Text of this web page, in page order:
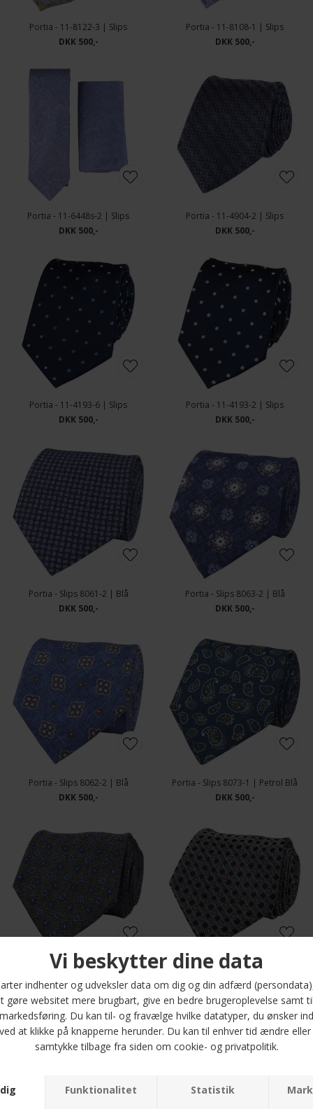
Portia - 11-8122-3 | Slips
DKK 500,-
Portia - 11-8108-1 | Slips
DKK 500,-
Portia - 11-6448s-2 | Slips
DKK 500,-
Portia - 11-4904-2 | Slips
DKK 500,-
Portia - 11-4193-6 | Slips
DKK 500,-
Portia - 11-4193-2 | Slips
DKK 500,-
Portia - Slips 8061-2 | Blå
DKK 500,-
Portia - Slips 8063-2 | Blå
DKK 500,-
Portia - Slips 8062-2 | Blå
DKK 500,-
Portia - Slips 8073-1 | Petrol Blå
DKK 500,-
Portia - Slips 8086-1 | Brun
DKK 500,-
Portia - Slips 8085-2 | Grå
DKK 500,-